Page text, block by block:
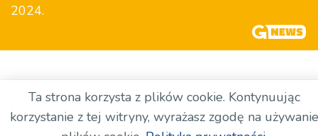
2024.
Ta strona korzysta z plików cookie. Kontynuując
korzystanie z tej witryny, wyrażasz zgodę na używanie